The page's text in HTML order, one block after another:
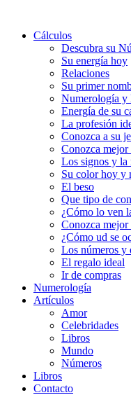
Cálculos
Descubra su
Su energía hoy
Relaciones
Su primer
Numerología y
Energía de su
La profesión
Conozca a su
Conozca mejor
Los signos y la
Su color hoy y
El beso
Que tipo de
¿Cómo lo ven
Conozca mejor
¿Cómo ud se
Los números y
El regalo ideal
Ir de compras
Numerología
Artículos
Amor
Celebridades
Libros
Mundo
Números
Libros
Contacto